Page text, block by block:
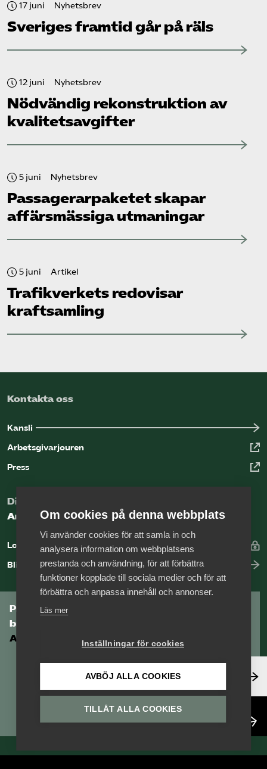
17 juni Nyhetsbrev
Sveriges framtid går på räls
12 juni Nyhetsbrev
Nödvändig rekonstruktion av
kvalitetsavgifter
5 juni Nyhetsbrev
Passagerarpaketet skapar
affärsmässiga utmaningar
5 juni Artikel
Trafikverkets redovisar
kraftsamling
Kontakta oss
Kansli
Arbetsgivarjouren
Press
Digital kunskapsbank för arbetsgivare
Arbetsgivarguiden
Logga in
Bli medlem
Prenumerera på Tågföretagens
branschnyhetsbrev
Aktuell info direkt i din inkorg.
Anmäl dig här
Om cookies på denna webbplats
Vi använder cookies för att samla in och
analysera information om webbplatsens
prestanda och användning, för att förbättra
funktioner kopplade till sociala medier och för att
förbättra och anpassa innehåll och annonser.
Läs mer
Inställningar för cookies
AVBÖJ ALLA COOKIES
TILLÅT ALLA COOKIES